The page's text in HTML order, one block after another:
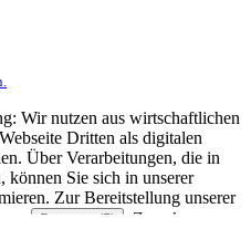
Wir nutzen aus wirtschaftlichen
Dritten als digitalen
Über Verarbeitungen, die in
können Sie sich in unserer
Zur Bereitstellung unserer
Partnern (5)
. Zwecke: